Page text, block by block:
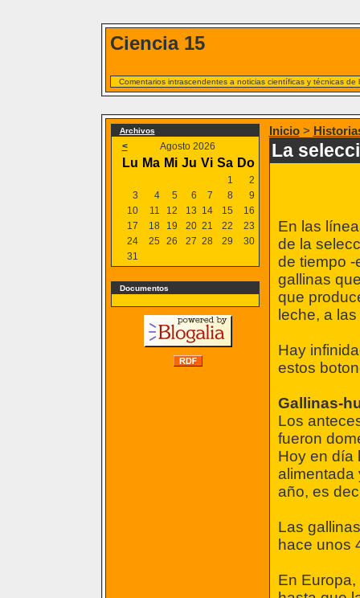
Ciencia 15
Comentarios intrascendentes a noticias científicas y técnicas de
Archivos
< Agosto 2026
Lu Ma Mi Ju Vi Sa Do
1
2
3
4 5 6 7 8
9
10
11 12 13 14 15
16
17
18 19 20 21 22
23
24
25 26 27 28 29
30
31
Documentos
Inicio>
La
En las
de la
de tiempo
gallinas
que
leche, a
Hay
estos
Gallinas-
Los
fueron
Hoy en día
alimentada
año, es
Las
hace unos
En